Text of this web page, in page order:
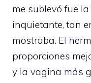
me sublevó fue
inquietante, tan
mostraba. El
proporciones
y la vagina más